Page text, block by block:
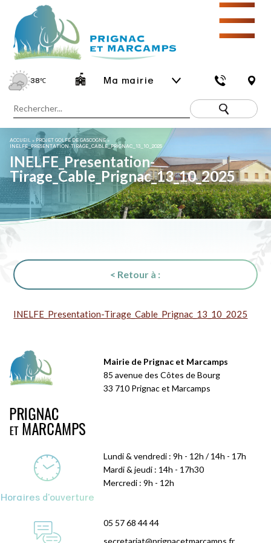
38℃ Ma mairie
☰
ACCUEIL » PROJET GOLFE DE GASCOGNE»
INELFE_PRESENTATION-TIRAGE_CABLE_PRIGNAC_13_10_2025
INELFE_Presentation-
Tirage_Cable_Prignac_13_10_2025
< Retour à :
INELFE_Presentation-Tirage_Cable_Prignac_13_10_2025
Mairie de Prignac et Marcamps
85 avenue des Côtes de Bourg
33 710 Prignac et Marcamps
Horaires d'ouverture
Lundi & vendredi : 9h - 12h / 14h - 17h
Mardi & jeudi : 14h - 17h30
Mercredi : 9h - 12h
05 57 68 44 44